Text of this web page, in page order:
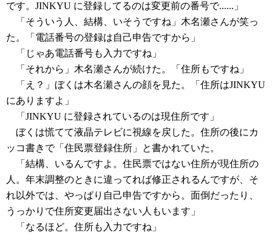
です。JINKYU に登録してるのは変更前の番号で......」
「そういう人、結構、いそうですね」木名瀬さんが笑っ
た。「電話番号の登録は自己申告ですから」
「じゃあ電話番号も入力ですね」
「それから」木名瀬さんが続けた。「住所もですね」
「え？」ぼくは木名瀬さんの顔を見た。「住所はJINKYU
にありますよ」
「JINKYU に登録されているのは現住所です」
ぼくは慌てて液晶テレビに視線を戻した。住所の後にカ
ッコ書きで「住民票登録住所」と書かれていた。
「結構、いるんですよ。住民票ではない住所が現住所の
人。年末調整のときに違ってれば修正されるんですが、そ
れ以外では、やっぱり自己申告ですから。面倒だったり、
うっかりで住所変更届出さない人もいます」
「なるほど。住所も入力ですね」